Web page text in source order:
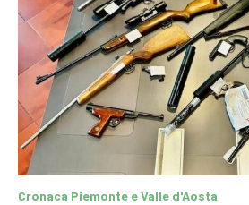
Cronaca Piemonte e Valle d'Aosta